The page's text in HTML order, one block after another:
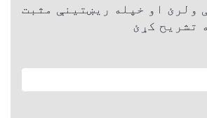
ولرئ او خپله ریښتینې مثبت
تشریح کړئ